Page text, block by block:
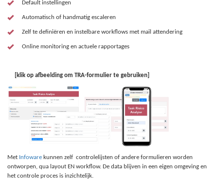
Default instellingen
Automatisch of handmatig escaleren
Zelf te definiëren en instelbare workflows met mail attendering
Online monitoring en actuele rapportages
[klik op afbeelding om TRA-formulier te gebruiken]
Met Infoware kunnen zelf controlelijsten of andere formulieren worden
ontworpen, qua layout EN workflow. De data blijven in een eigen omgeving en
het controle proces is inzichtelijk.